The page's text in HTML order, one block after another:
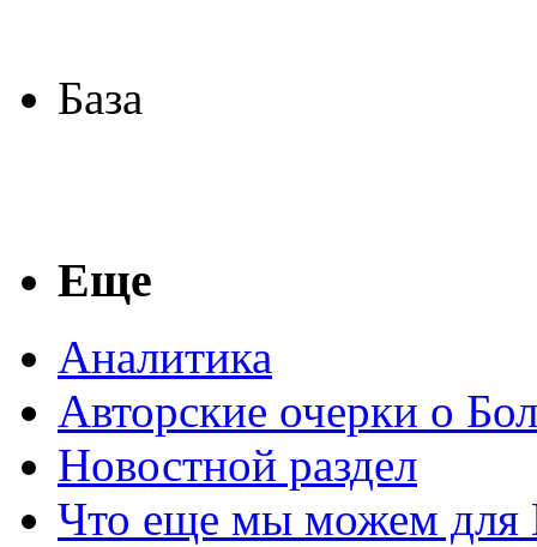
База
Еще
Аналитика
Авторские очерки о
Новостной раздел
Что еще мы можем для